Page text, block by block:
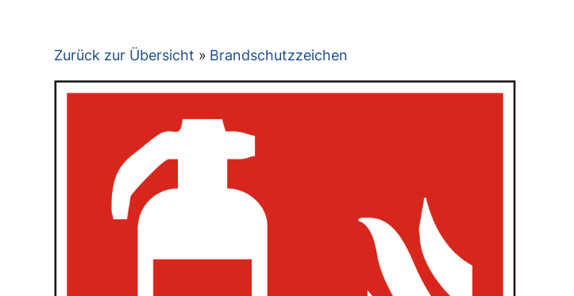
Zurück zur Übersicht Brandschutzzeichen